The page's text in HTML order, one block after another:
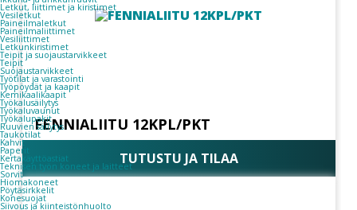
Letkut, liittimet ja kiristimet
Vesiletkut
Paineilmaletkut
Paineilmaliittimet
Vesiliittimet
Letkunkiristimet
Teipit ja suojaustarvikkeet
Teipit
Suojaustarvikkeet
Työtilat ja varastointi
Työpöydät ja kaapit
Kemikaalikaapit
Työkalusäilytys
Työkaluvaunut
Työkalupakit
Ruuvien säilytys
Taukotilat
Kahvit
Paperit
Kertakäyttöastiat
Teknisen työn koneet ja laitteet
Sorvit
Hiomakoneet
Pöytäsirkkelit
Konesuojat
Siivous ja kiinteistönhuolto
FENNIALIITU 12KPL/PKT
TUTUSTU JA TILAA